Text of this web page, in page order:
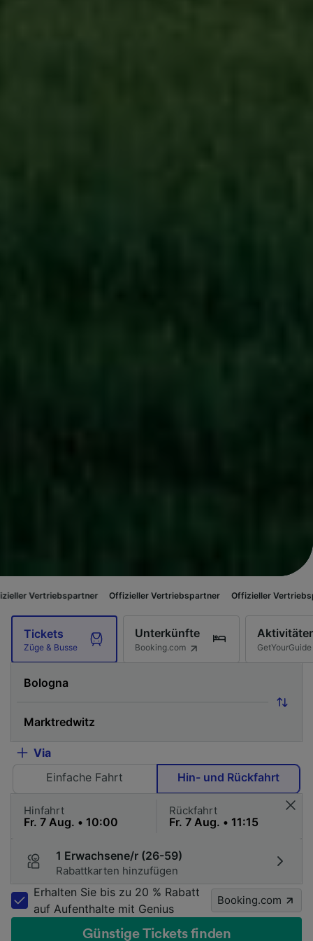
Offizieller Vertriebspartner Offizieller Vertriebspartner
Tickets
Züge & Busse
Unterkünfte
Booking.com GetYourGuide
Via
Einfache Fahrt
Hin- und Rückfahrt
Hinfahrt Rückfahrt
1 Erwachsene/r (26-59)
Rabattkarten hinzufügen
Erhalten Sie bis zu 20 % Rabatt
auf Aufenthalte mit Genius
Booking.com
Günstige Tickets finden